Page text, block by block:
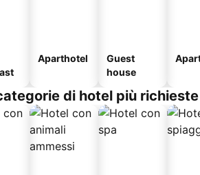
Aparthotel
Guest
house
di hotel più richieste